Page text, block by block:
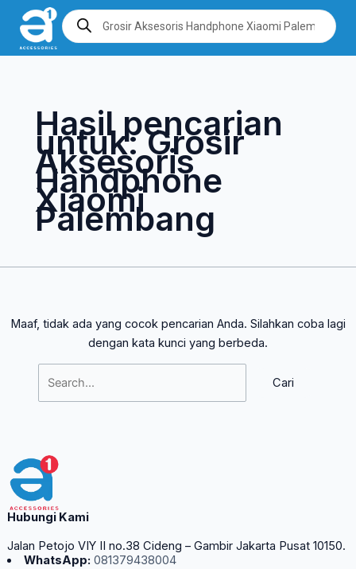
Lewati
konten
Products
search
Hasil pencarian
untuk:Grosir
Aksesoris
Handphone
Xiaomi
Palembang
Maaf, tidak ada yang cocok pencarian Anda. Silahkan coba lagi
dengan kata kunci yang berbeda.
Cari
untuk:
Hubungi Kami
Jalan Petojo VIY II no.38 Cideng – Gambir Jakarta Pusat 10150.
WhatsApp: 081379438004